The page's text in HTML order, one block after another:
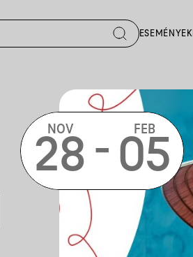
ESEMÉNYEK
NOV
28 - FEB
05